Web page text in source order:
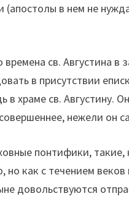
в нем не
св. Августина
в присутствии
в храме св. Августину.
нежели он
понтифики,
как с течением веков
довольствуются